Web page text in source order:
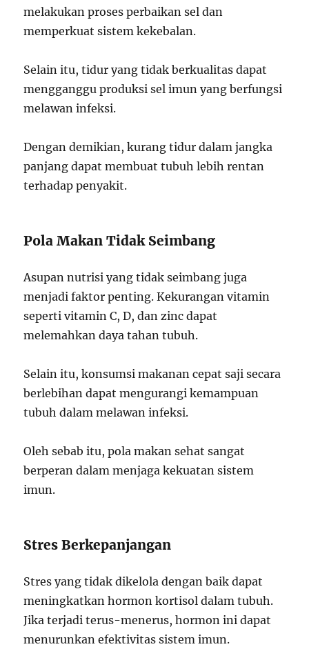
melakukan proses perbaikan sel dan
memperkuat sistem kekebalan.
Selain itu, tidur yang tidak berkualitas dapat
mengganggu produksi sel imun yang berfungsi
melawan infeksi.
Dengan demikian, kurang tidur dalam jangka
panjang dapat membuat tubuh lebih rentan
terhadap penyakit.
Pola Makan Tidak Seimbang
Asupan nutrisi yang tidak seimbang juga
menjadi faktor penting. Kekurangan vitamin
seperti vitamin C, D, dan zinc dapat
melemahkan daya tahan tubuh.
Selain itu, konsumsi makanan cepat saji secara
berlebihan dapat mengurangi kemampuan
tubuh dalam melawan infeksi.
Oleh sebab itu, pola makan sehat sangat
berperan dalam menjaga kekuatan sistem
imun.
Stres Berkepanjangan
Stres yang tidak dikelola dengan baik dapat
meningkatkan hormon kortisol dalam tubuh.
Jika terjadi terus-menerus, hormon ini dapat
menurunkan efektivitas sistem imun.